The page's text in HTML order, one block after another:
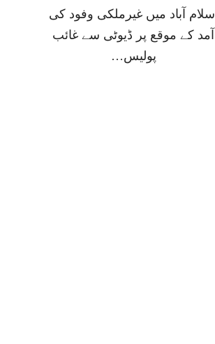
اسلام آباد میں غیرملکی وفود کی
آمد کے موقع پر ڈیوٹی سے غائب
پولیس…